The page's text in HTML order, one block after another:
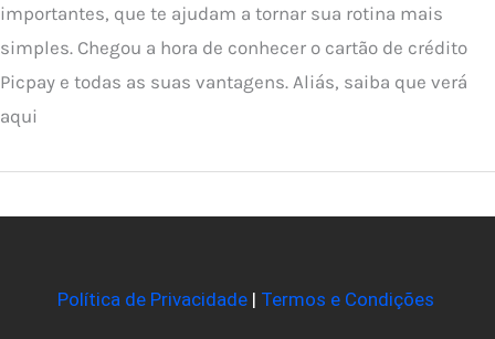
importantes, que te ajudam a tornar sua rotina mais
simples. Chegou a hora de conhecer o cartão de crédito
Picpay e todas as suas vantagens. Aliás, saiba que verá
aqui
Política de Privacidade| Termos e Condições